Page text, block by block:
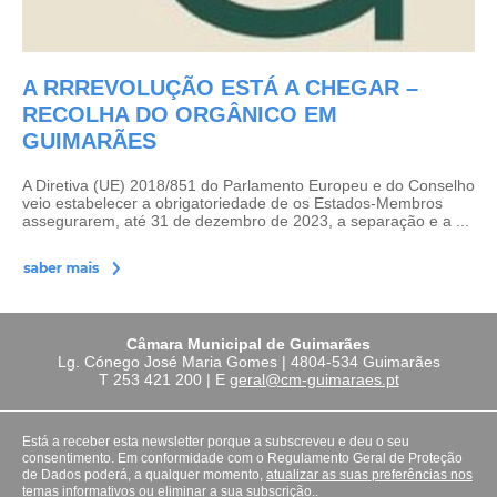
A RRREVOLUÇÃO ESTÁ A CHEGAR –
RECOLHA DO ORGÂNICO EM
GUIMARÃES
A Diretiva (UE) 2018/851 do Parlamento Europeu e do Conselho
veio estabelecer a obrigatoriedade de os Estados-Membros
assegurarem, até 31 de dezembro de 2023, a separação e a ...
Câmara Municipal de Guimarães
Lg. Cónego José Maria Gomes | 4804-534 Guimarães
T 253 421 200 | E geral@cm-guimaraes.pt
Está a receber esta newsletter porque a subscreveu e deu o seu
consentimento. Em conformidade com o Regulamento Geral de Proteção
de Dados poderá, a qualquer momento, atualizar as suas preferências nos
temas informativos ou eliminar a sua subscrição..